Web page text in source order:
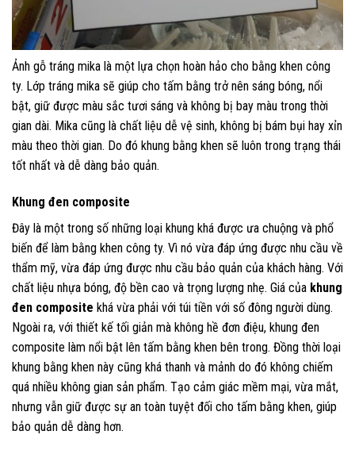
Ảnh gỗ tráng mika là một lựa chọn hoàn hảo cho bằng khen công
ty. Lớp tráng mika sẽ giúp cho tấm bằng trở nên sáng bóng, nổi
bật, giữ được màu sắc tươi sáng và không bị bay màu trong thời
gian dài. Mika cũng là chất liệu dễ vệ sinh, không bị bám bụi hay xỉn
màu theo thời gian. Do đó khung bằng khen sẽ luôn trong trạng thái
tốt nhất và dễ dàng bảo quản.
Khung đen composite
Đây là một trong số những loại khung khá được ưa chuộng và phổ
biến để làm bằng khen công ty. Vì nó vừa đáp ứng được nhu cầu về
thẩm mỹ, vừa đáp ứng được nhu cầu bảo quản của khách hàng. Với
chất liệu nhựa bóng, độ bền cao và trọng lượng nhẹ. Giá của khung
đen composite khá vừa phải với túi tiền với số đông người dùng.
Ngoài ra, với thiết kế tối giản mà không hề đơn điệu, khung đen
composite làm nổi bật lên tấm bằng khen bên trong. Đồng thời loại
khung bằng khen này cũng khá thanh và mảnh do đó không chiếm
quá nhiều không gian sản phẩm. Tạo cảm giác mềm mại, vừa mắt,
nhưng vẫn giữ được sự an toàn tuyệt đối cho tấm bằng khen, giúp
bảo quản dễ dàng hơn.